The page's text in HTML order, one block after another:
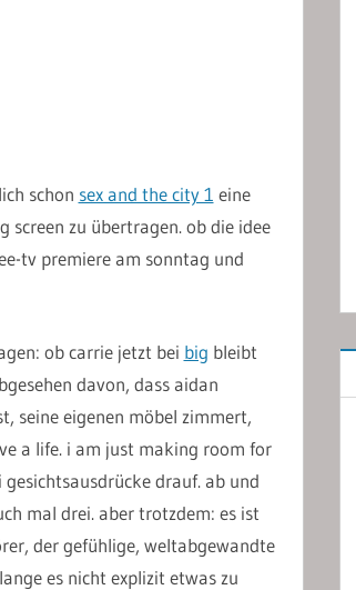
schon sex and the city 1 eine
zu übertragen. ob die idee
tv premiere am sonntag und
ob carrie jetzt bei big bleibt
davon, dass aidan
seine eigenen möbel zimmert,
a life. i am just making room for
drauf. ab und
mal drei. aber trotzdem: es ist
der gefühlige, weltabgewandte
es nicht explizit etwas zu